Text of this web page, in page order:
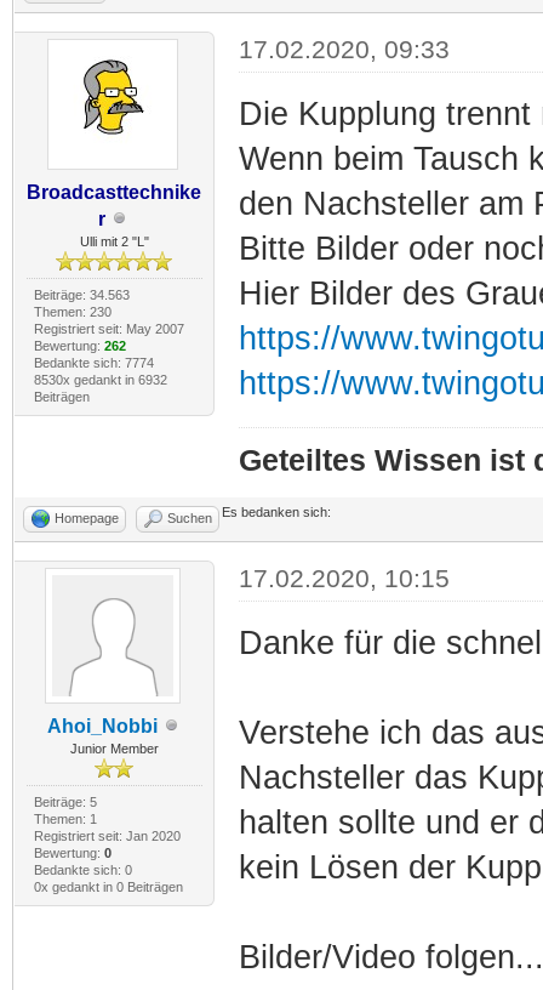
Broadcasttechnike
r
Ulli mit 2 "L"
Beiträge: 34.563
Themen: 230
Registriert seit: May 2007
Bewertung: 262
Bedankte sich: 7774
8530x gedankt in 6932
Beiträgen
17.02.2020, 09:33
Die Kupplung trennt
Wenn beim Tausch
den Nachsteller am
Bitte Bilder oder
Hier Bilder des
https://
https://
Geteiltes Wissen ist
Homepage Suchen Es bedanken sich:
Ahoi_Nobbi
Junior Member
Beiträge: 5
Themen: 1
Registriert seit: Jan 2020
Bewertung: 0
Bedankte sich: 0
0x gedankt in 0 Beiträgen
17.02.2020, 10:15
Danke für die
Verstehe ich das
Nachsteller das
halten sollte und er
kein Lösen der
Bilder/Video folgen...